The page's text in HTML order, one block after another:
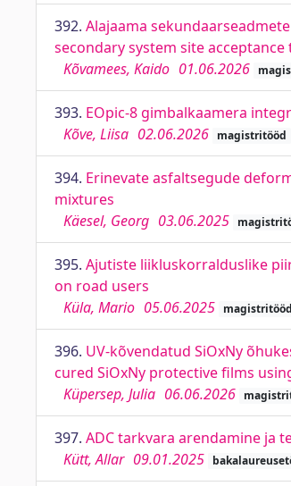
392. Alajaama
secondary system site
Kõvamees, Kaido 01.06.2026
393. EOpic-8 gimbalkaamera
Kõve, Liisa 02.06.2026 magistritööd
394. Erinevate asfaltsegude
mixtures
Käesel, Georg 03.06.2025
395. Ajutiste liikluskorralduslike
on road users
Küla, Mario 05.06.2025 magistritööd
396. UV-kõvendatud SiOxNy
cured SiOxNy protective films
Küpersep, Julia 06.06.2026
397. ADC tarkvara arendamine ja
Kütt, Allar 09.01.2025